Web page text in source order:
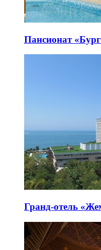
Пансионат
Гранд-отель